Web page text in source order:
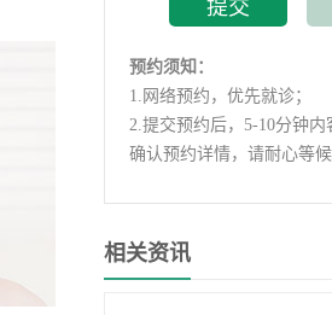
预约须知：
1. 网络预约，优先就诊；
2.提交预约后，5-10分钟
确认预约详情，请耐心等候
相关资讯